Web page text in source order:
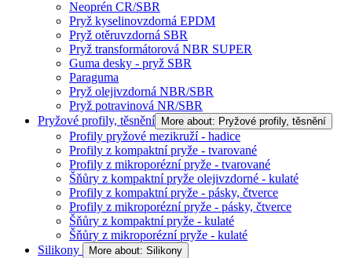
Neoprén CR/SBR
Pryž kyselinovzdorná EPDM
Pryž otěruvzdorná SBR
Pryž transformátorová NBR SUPER
Guma desky - pryž SBR
Paraguma
Pryž olejivzdorná NBR/SBR
Pryž potravinová NR/SBR
Pryžové profily, těsnění
More about: Pryžové profily, těsnění
Profily pryžové mezikruží - hadice
Profily z kompaktní pryže - tvarované
Profily z mikroporézní pryže - tvarované
Šňůry z kompaktní pryže olejivzdorné - kulaté
Profily z kompaktní pryže - pásky, čtverce
Profily z mikroporézní pryže - pásky, čtverce
Šňůry z kompaktní pryže - kulaté
Šňůry z mikroporézní pryže - kulaté
Silikony
More about: Silikony